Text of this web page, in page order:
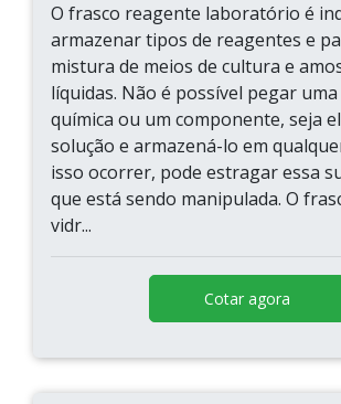
O frasco reagente laboratório é
armazenar tipos de reagentes e
mistura de meios de cultura e
líquidas. Não é possível pegar
química ou um componente, seja
solução e armazená-lo em
isso ocorrer, pode estragar essa
que está sendo manipulada. O
vidr...
Cotar agora